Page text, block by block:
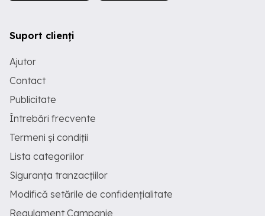
Suport clienți
Ajutor
Contact
Publicitate
Întrebări frecvente
Termeni și condiții
Lista categoriilor
Siguranța tranzacțiilor
Modifică setările de confidențialitate
Regulament Campanie